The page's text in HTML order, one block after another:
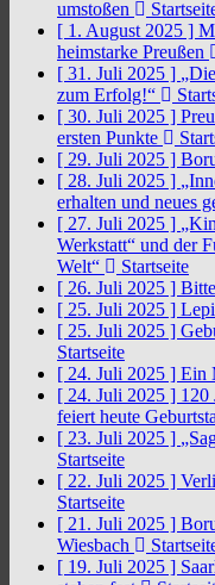
umstoßen
[ 1. August 2025 ]
heimstarke Preußen
[ 31. Juli 2025 ]
zum Erfolg!“
[ 30. Juli 2025 ]
ersten Punkte
[ 29. Juli 2025 ]
[ 28. Juli 2025 ]
erhalten und neues
[ 27. Juli 2025 ]
Werkstatt“ und der
Welt“
Startseite
[ 26. Juli 2025 ]
[ 25. Juli 2025 ]
[ 25. Juli 2025 ]
Startseite
[ 24. Juli 2025 ] Ein
[ 24. Juli 2025 ] 120
feiert heute
[ 23. Juli 2025 ]
Startseite
[ 22. Juli 2025 ]
Startseite
[ 21. Juli 2025 ]
Wiesbach
[ 19. Juli 2025 ]